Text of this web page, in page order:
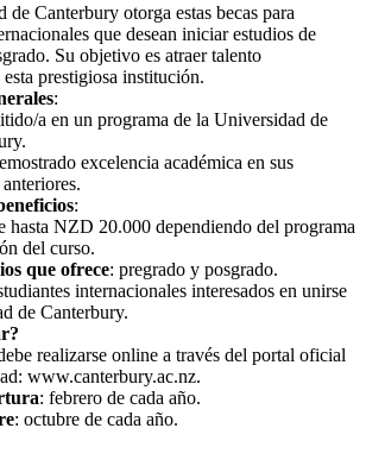
de Canterbury otorga estas becas para
que desean iniciar estudios de
Su objetivo es atraer talento
prestigiosa institución.
:
a en un programa de la Universidad de
excelencia académica en sus
:
hasta NZD 20.000 dependiendo del programa
del curso.
que ofrece: pregrado y posgrado.
internacionales interesados en unirse
de Canterbury.
realizarse online a través del portal oficial
www.canterbury.ac.nz.
: febrero de cada año.
: octubre de cada año.